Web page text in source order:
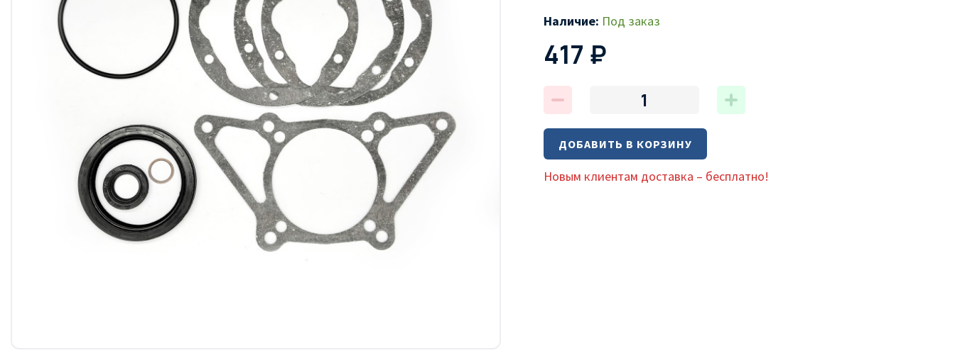
Наличие: Под заказ
417 ₽
ДОБАВИТЬ В КОРЗИНУ
Новым клиентам доставка – бесплатно!